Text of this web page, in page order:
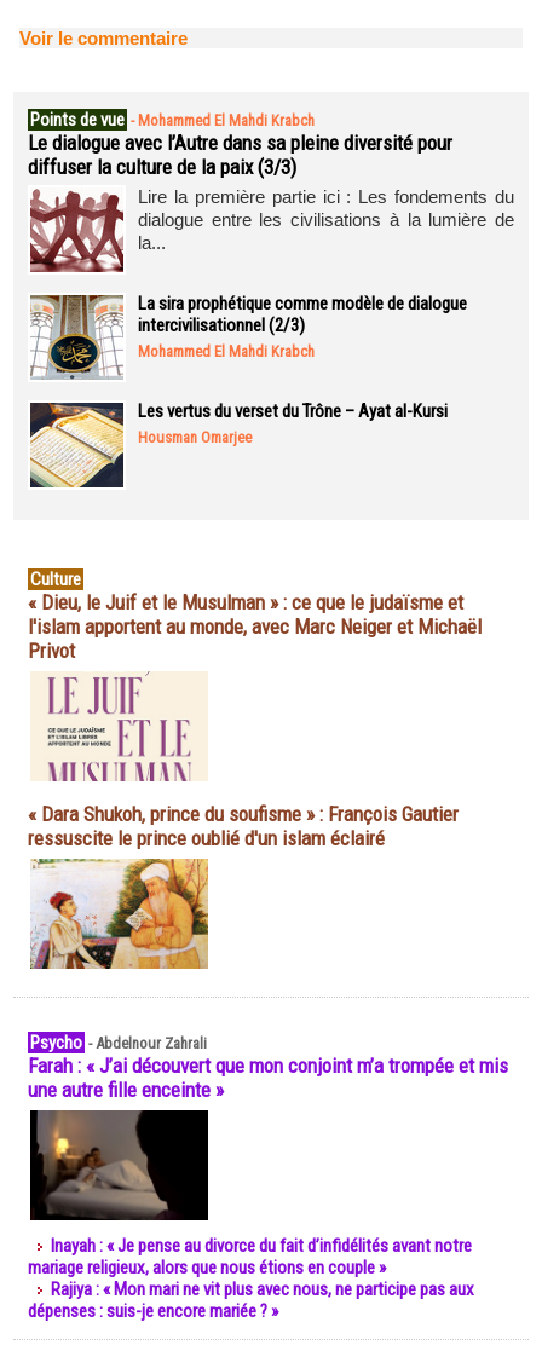
Voir le commentaire
Points de vue - Mohammed El Mahdi Krabch
Le dialogue avec l’Autre dans sa pleine diversité pour
diffuser la culture de la paix (3/3)
Lire la première partie ici : Les fondements du
dialogue entre les civilisations à la lumière de
la...
La sira prophétique comme modèle de dialogue
intercivilisationnel (2/3)
Mohammed El Mahdi Krabch
Les vertus du verset du Trône – Ayat al-Kursi
Housman Omarjee
Culture
« Dieu, le Juif et le Musulman » : ce que le judaïsme et
l'islam apportent au monde, avec Marc Neiger et Michaël
Privot
« Dara Shukoh, prince du soufisme » : François Gautier
ressuscite le prince oublié d'un islam éclairé
Psycho -Abdelnour Zahrali
Farah : « J’ai découvert que mon conjoint m’a trompée et mis
une autre fille enceinte »
Inayah : « Je pense au divorce du fait d’infidélités avant notre
mariage religieux, alors que nous étions en couple »
Rajiya : « Mon mari ne vit plus avec nous, ne participe pas aux
dépenses : suis-je encore mariée ? »